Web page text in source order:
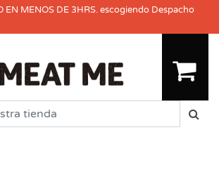
EN MENOS DE 3HRS. escogiendo Despacho